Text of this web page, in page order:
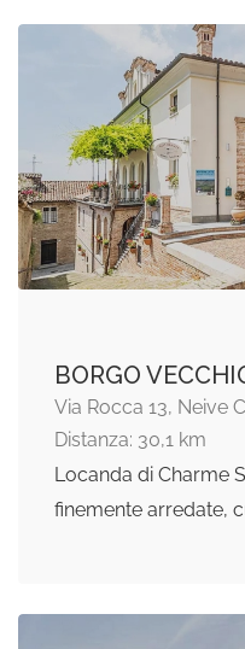
BORGO
Via Rocca 13, Neive
Distanza: 30,1 km
Locanda di Charme
finemente arredate,